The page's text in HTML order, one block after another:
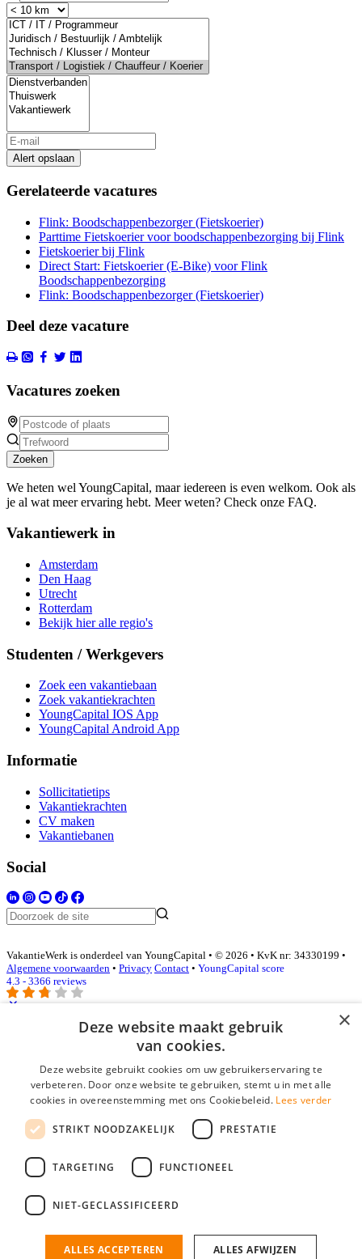
Alert opslaan
Gerelateerde vacatures
Flink: Boodschappenbezorger (Fietskoerier)
Parttime Fietskoerier voor boodschappenbezorging bij Flink
Fietskoerier bij Flink
Direct Start: Fietskoerier (E-Bike) voor Flink
Boodschappenbezorging
Flink: Boodschappenbezorger (Fietskoerier)
Deel deze vacature
Vacatures zoeken
Zoeken
We heten wel YoungCapital, maar iedereen is even welkom. Ook als
je al wat meer ervaring hebt. Meer weten? Check onze FAQ.
Vakantiewerk in
Amsterdam
Den Haag
Utrecht
Rotterdam
Bekijk hier alle regio's
Studenten / Werkgevers
Zoek een vakantiebaan
Zoek vakantiekrachten
YoungCapital IOS App
YoungCapital Android App
Informatie
Sollicitatietips
Vakantiekrachten
CV maken
Vakantiebanen
Social
VakantieWerk is onderdeel van YoungCapital • © 2026 • KvK nr: 34330199 •
Algemene voorwaarden • Privacy Contact • YoungCapital score
4.3 - 3366 reviews
Inloggen als bedrijf
E-mail*
Wachtwoord
login gegevens onthouden
login
Bedrijf aanmelden
nieuwe collega/werknemer zo gevonden!
×
Deze website maakt gebruik
van cookies.
Deze website gebruikt cookies om uw gebruikerservaring te
verbeteren. Door onze website te gebruiken, stemt u in met alle
cookies in overeenstemming met ons Cookiebeleid. Lees verder
STRIKT NOODZAKELIJK PRESTATIE
TARGETING FUNCTIONEEL
NIET-GECLASSIFICEERD
ALLES ACCEPTEREN ALLES AFWIJZEN